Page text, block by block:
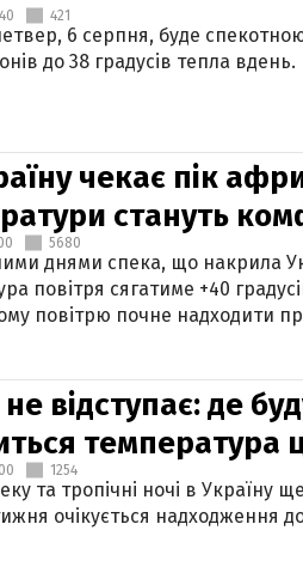
421
6 серпня, буде
до 38 градусів тепла вдень.
чекає пік
стануть
5680
днями спека, що накрила
повітря сягатиме +40
повітрю почне надходити
відступає: де
температура
1254
та тропічні ночі в Україну
очікується надходження